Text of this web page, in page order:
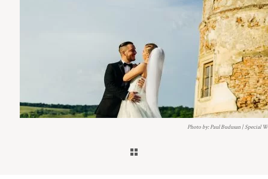
Photo by: Paul Budusan | Special